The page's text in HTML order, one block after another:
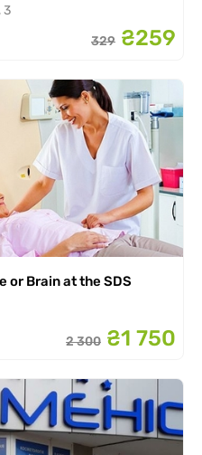
3
329 ₴259
or Brain at the SDS
2 300 ₴1 750